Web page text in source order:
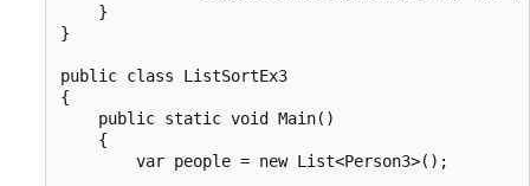
    }
}
public class ListSortEx3
{
    public static void Main()
    {
        var people = new List<Person3>();